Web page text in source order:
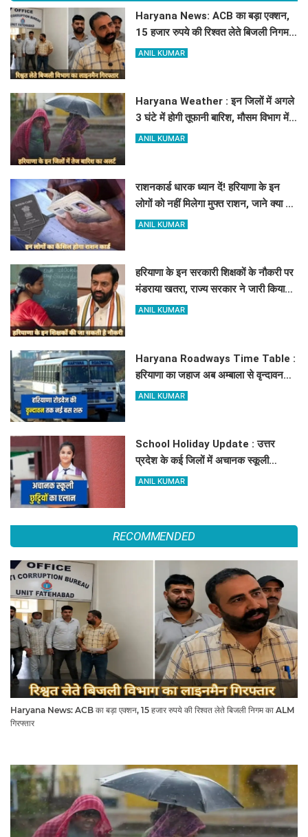
Haryana News: ACB का बड़ा एक्शन,
15 हजार रुपये की रिश्वत लेते बिजली निगम
का ALM गिरफ्तार
ANIL KUMAR
Haryana Weather : इन जिलों में अगले
3 घंटे में होगी तूफानी बारिश, मौसम विभाग में
जारी किया रेड अलर्ट
ANIL KUMAR
राशनकार्ड धारक ध्यान दें! हरियाणा के इन
लोगों को नहीं मिलेगा मुफ्त राशन, जाने क्या है
कारण
ANIL KUMAR
हरियाणा के इन सरकारी शिक्षकों के नौकरी पर
मंडराया खतरा, राज्य सरकार ने जारी किया
बड़ा अलर्ट
ANIL KUMAR
Haryana Roadways Time Table :
हरियाणा का जहाज अब अम्बाला से वृन्दावन
दौड़ेगा, मथुरा वालों को भी मिलेगा लाभ, देखें
ANIL KUMAR
School Holiday Update : उत्तर
प्रदेश के कई जिलों में अचानक स्कूली
छुट्टियों का एलान, यहाँ देखें जिलेवाइज
ANIL KUMAR
RECOMMENDED
Haryana News: ACB का बड़ा एक्शन, 15 हजार रुपये की रिश्वत लेते बिजली निगम का ALM
गिरफ्तार